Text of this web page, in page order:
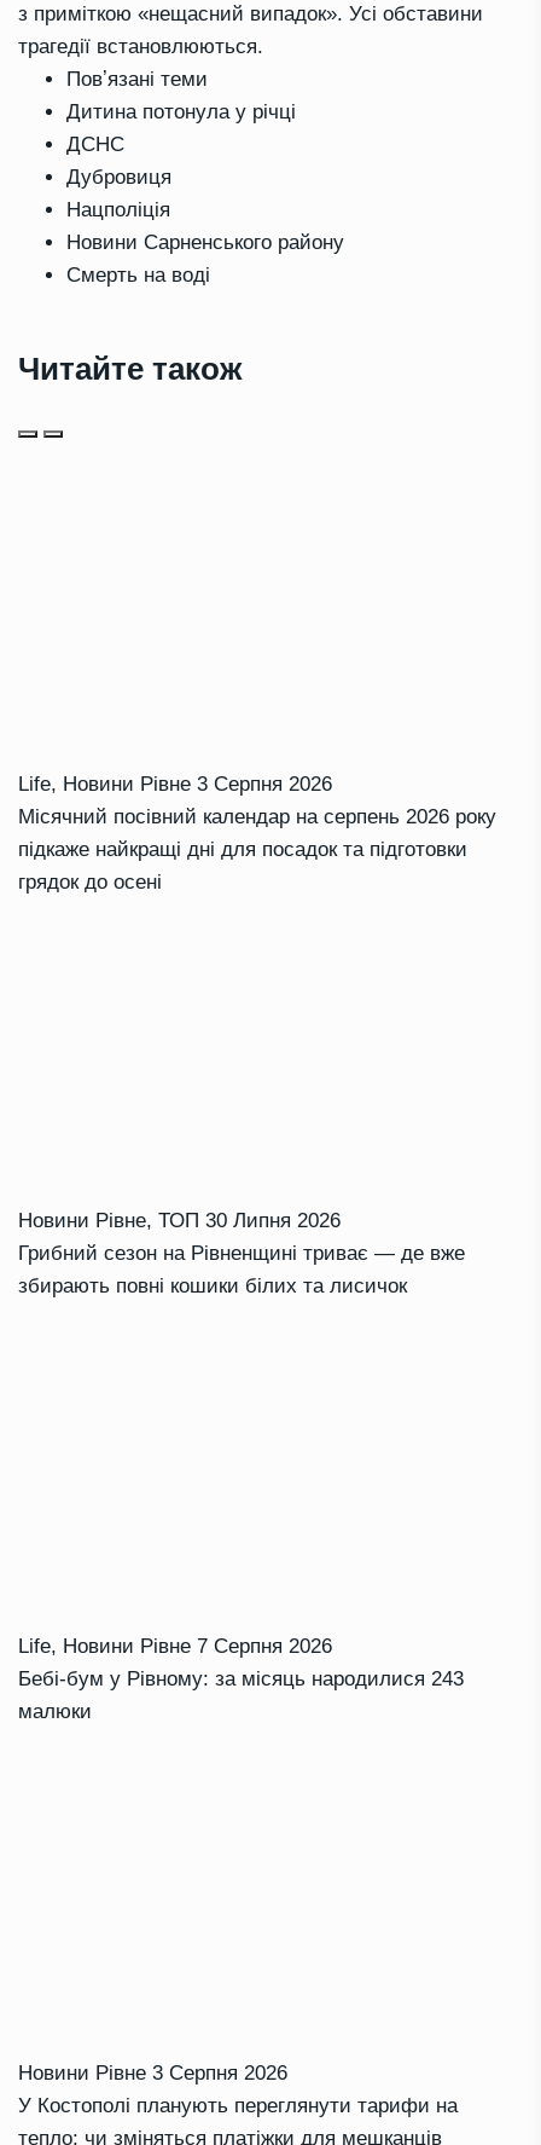
з приміткою «нещасний випадок». Усі обставини
трагедії встановлюються.
Повʼязані теми
Дитина потонула у річці
ДСНС
Дубровиця
Нацполіція
Новини Сарненського району
Смерть на воді
Читайте також
Life, Новини Рівне 3 Серпня 2026
Місячний посівний календар на серпень 2026 року
підкаже найкращі дні для посадок та підготовки
грядок до осені
Новини Рівне, ТОП 30 Липня 2026
Грибний сезон на Рівненщині триває — де вже
збирають повні кошики білих та лисичок
Life, Новини Рівне 7 Серпня 2026
Бебі-бум у Рівному: за місяць народилися 243
малюки
Новини Рівне 3 Серпня 2026
У Костополі планують переглянути тарифи на
тепло: чи зміняться платіжки для мешканців